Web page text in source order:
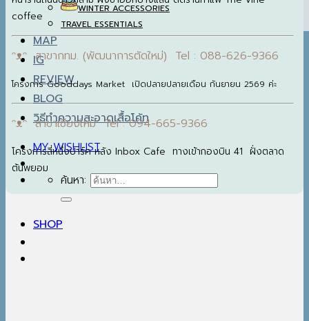
WINTER ACCESSORIES
TRAVEL ESSENTIALS
MAP
IG
REVIEW
BLOG
วิธีทำความสะอาดเสื้อโค้ท
MY WISHLIST
ค้นหา:
SHOP
coffee
ᵔᴥᵔ สาขากทม. (พัฒนาการตัดใหม่) Tel : 088-626-9366
โครงการ Gooddays Market เปิดปลายปลายเดือน กันยายน 2569 ค่ะ
ᵔᴥᵔ สาขาเชียงใหม่ Tel : 094-665-9366
โครงการสี่หนึ่งปาร์ค หลัง Inbox Cafe ทางเข้ากองบิน 41 ฝั่งตลาด
ต้นพยอม